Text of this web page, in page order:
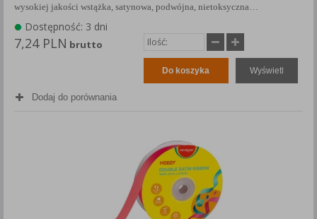
wysokiej jakości wstążka, satynowa, podwójna, nietoksyczna…
Dostępność: 3 dni
7,24 PLN brutto
Do koszyka Wyświetl
Dodaj do porównania